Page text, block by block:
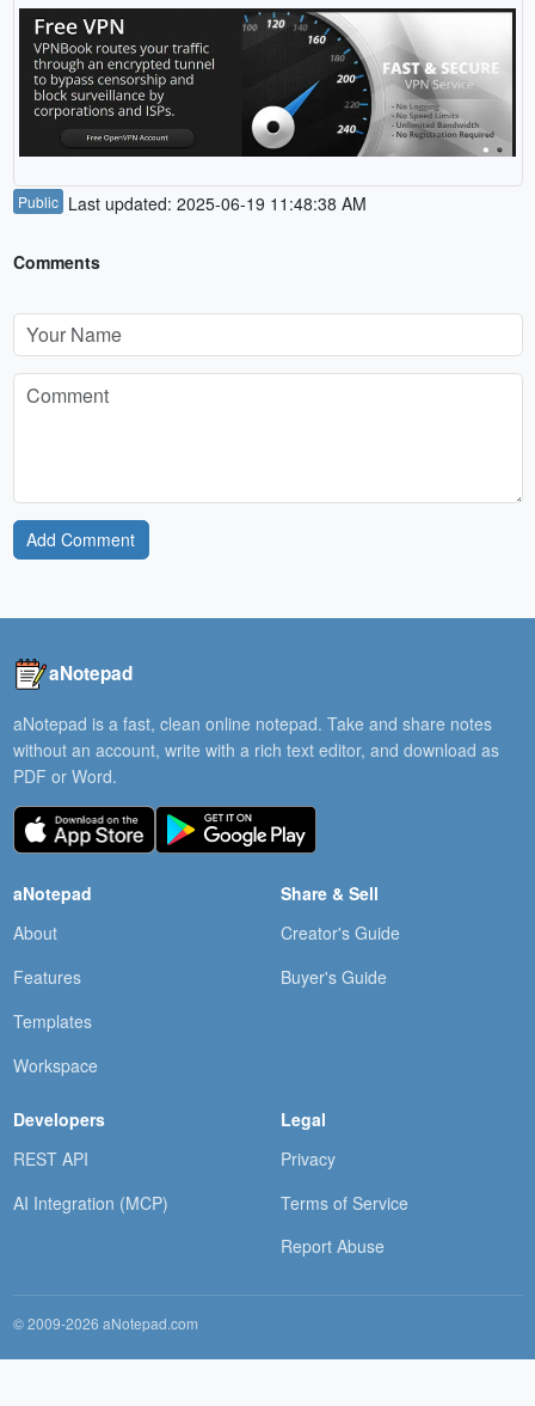
Public Last updated: 2025-06-19 11:48:38 AM
Comments
Add Comment
aNotepad
aNotepad is a fast, clean online notepad. Take and share notes
without an account, write with a rich text editor, and download as
PDF or Word.
aNotepad
About
Features
Templates
Workspace
Share & Sell
Creator's Guide
Buyer's Guide
Developers
REST API
AI Integration (MCP)
Legal
Privacy
Terms of Service
Report Abuse
© 2009-2026 aNotepad.com